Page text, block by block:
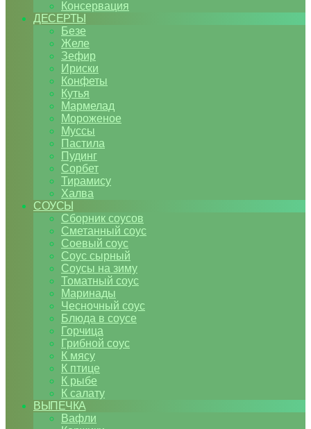
Консервация
ДЕСЕРТЫ
Безе
Желе
Зефир
Ириски
Конфеты
Кутья
Мармелад
Мороженое
Муссы
Пастила
Пудинг
Сорбет
Тирамису
Халва
СОУСЫ
Сборник соусов
Сметанный соус
Соевый соус
Соус сырный
Соусы на зиму
Томатный соус
Маринады
Чесночный соус
Блюда в соусе
Горчица
Грибной соус
К мясу
К птице
К рыбе
К салату
ВЫПЕЧКА
Вафли